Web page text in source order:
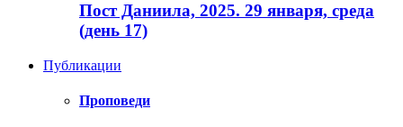
Пост Даниила, 2025. 29 января, среда
(день 17)
Публикации
Проповеди